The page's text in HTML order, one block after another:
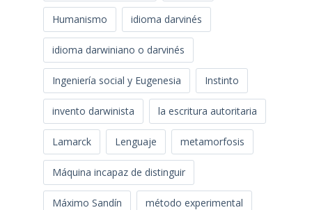
Humanismo idioma darvinés
idioma darwiniano o darvinés
Ingeniería social y Eugenesia Instinto
invento darwinista la escritura autoritaria
Lamarck Lenguaje metamorfosis
Máquina incapaz de distinguir
Máximo Sandín método experimental